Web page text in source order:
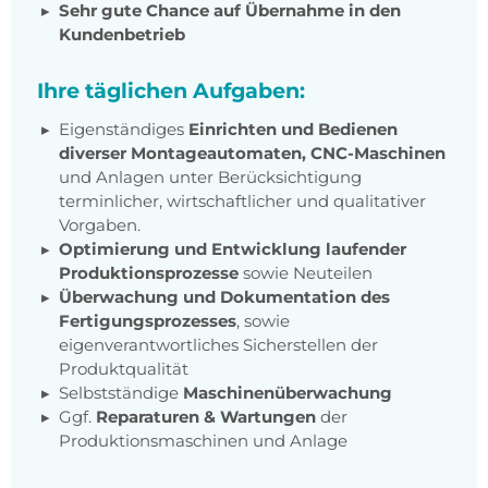
Sehr gute Chance auf Übernahme in den
Kundenbetrieb
Ihre täglichen Aufgaben:
Eigenständiges Einrichten und Bedienen
diverser Montageautomaten, CNC-Maschinen
und Anlagen unter Berücksichtigung
terminlicher, wirtschaftlicher und qualitativer
Vorgaben.
Optimierung und Entwicklung laufender
Produktionsprozesse sowie Neuteilen
Überwachung und Dokumentation des
Fertigungsprozesses, sowie
eigenverantwortliches Sicherstellen der
Produktqualität
Selbstständige Maschinenüberwachung
Ggf. Reparaturen & Wartungen der
Produktionsmaschinen und Anlage